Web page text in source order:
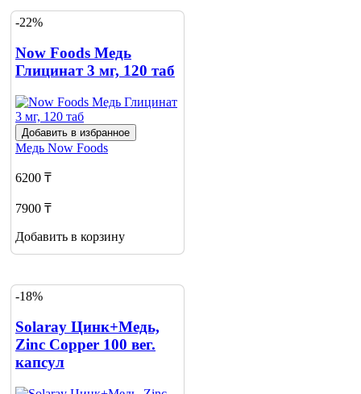
-22%
Now Foods Медь
Глицинат 3 мг, 120 таб
Добавить в избранное
Медь Now Foods
6200 ₸
7900 ₸
Добавить в корзину
-18%
Solaray Цинк+Медь,
Zinc Copper 100 вег.
капсул